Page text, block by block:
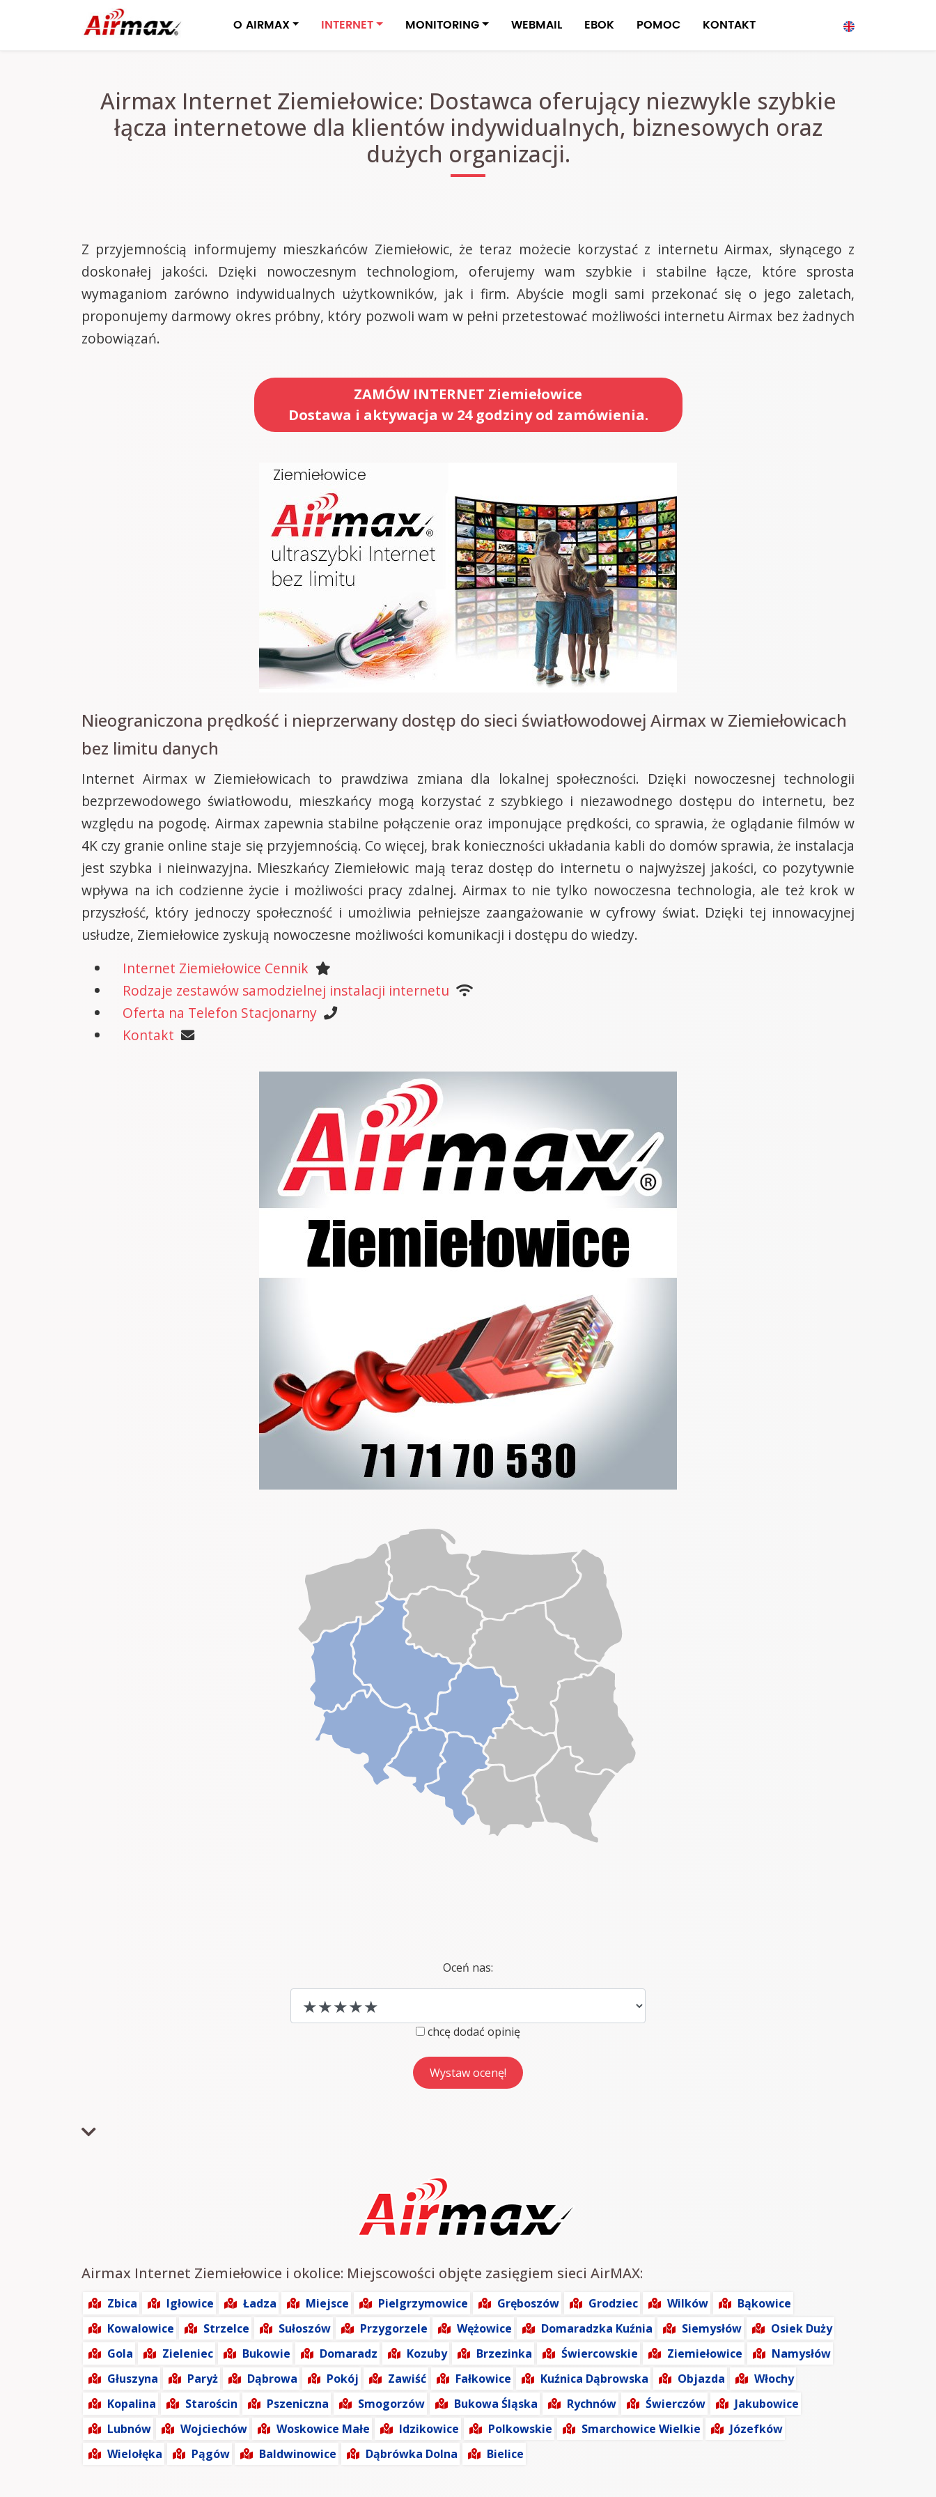
O AIRMAX INTERNET MONITORING WEBMAIL EBOK POMOC KONTAKT
Airmax Internet Ziemiełowice: Dostawca oferujący niezwykle szybkie
łącza internetowe dla klientów indywidualnych, biznesowych oraz
dużych organizacji.
Z przyjemnością informujemy mieszkańców Ziemiełowic, że teraz możecie korzystać z internetu Airmax, słynącego z
doskonałej jakości. Dzięki nowoczesnym technologiom, oferujemy wam szybkie i stabilne łącze, które sprosta
wymaganiom zarówno indywidualnych użytkowników, jak i firm. Abyście mogli sami przekonać się o jego zaletach,
proponujemy darmowy okres próbny, który pozwoli wam w pełni przetestować możliwości internetu Airmax bez żadnych
zobowiązań.
ZAMÓW INTERNET Ziemiełowice
Dostawa i aktywacja w 24 godziny od zamówienia.
Nieograniczona prędkość i nieprzerwany dostęp do sieci światłowodowej Airmax w Ziemiełowicach
bez limitu danych
Internet Airmax w Ziemiełowicach to prawdziwa zmiana dla lokalnej społeczności. Dzięki nowoczesnej technologii
bezprzewodowego światłowodu, mieszkańcy mogą korzystać z szybkiego i niezawodnego dostępu do internetu, bez
względu na pogodę. Airmax zapewnia stabilne połączenie oraz imponujące prędkości, co sprawia, że oglądanie filmów w
4K czy granie online staje się przyjemnością. Co więcej, brak konieczności układania kabli do domów sprawia, że instalacja
jest szybka i nieinwazyjna. Mieszkańcy Ziemiełowic mają teraz dostęp do internetu o najwyższej jakości, co pozytywnie
wpływa na ich codzienne życie i możliwości pracy zdalnej. Airmax to nie tylko nowoczesna technologia, ale też krok w
przyszłość, który jednoczy społeczność i umożliwia pełniejsze zaangażowanie w cyfrowy świat. Dzięki tej innowacyjnej
usłudze, Ziemiełowice zyskują nowoczesne możliwości komunikacji i dostępu do wiedzy.
Internet Ziemiełowice Cennik
Rodzaje zestawów samodzielnej instalacji internetu
Oferta na Telefon Stacjonarny
Kontakt
Oceń nas:
chcę dodać opinię
Airmax Internet Ziemiełowice i okolice: Miejscowości objęte zasięgiem sieci AirMAX:
Zbica Igłowice Ładza Miejsce Pielgrzymowice Gręboszów Grodziec Wilków
Bąkowice
Kowalowice
Strzelce Sułoszów Przygorzele Wężowice Domaradzka Kuźnia Siemysłów
Osiek Duży
Gola
Zieleniec Bukowie Domaradz Kozuby Brzezinka Świercowskie Ziemiełowice
Namysłów
Głuszyna
Paryż Dąbrowa Pokój Zawiść Fałkowice Kuźnica Dąbrowska Objazda
Włochy
Kopalina
Starościn Pszeniczna Smogorzów Bukowa Śląska Rychnów Świerczów
Jakubowice
Lubnów
Wojciechów Woskowice Małe Idzikowice Polkowskie Smarchowice Wielkie
Józefków
Wielołęka
Pągów Baldwinowice Dąbrówka Dolna Bielice